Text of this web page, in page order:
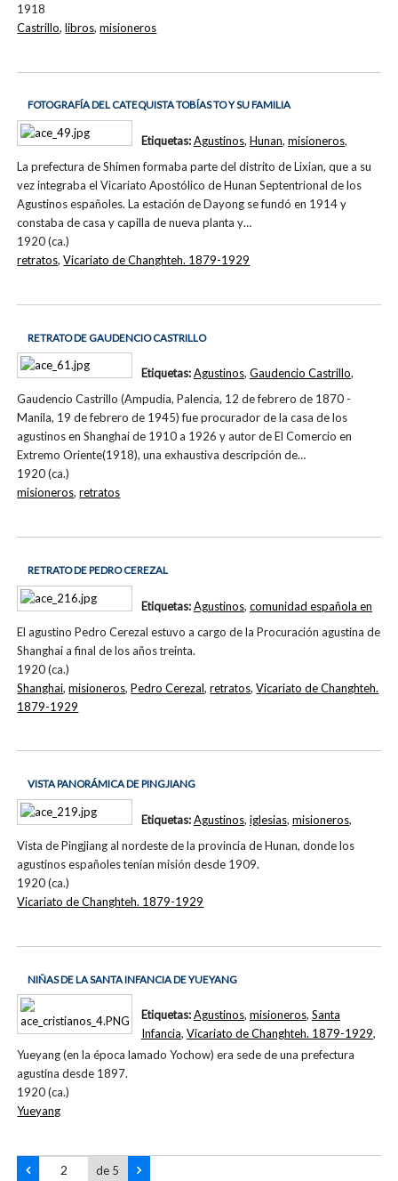
1918
Castrillo,libros,misioneros
FOTOGRAFÍA DEL CATEQUISTA TOBÍAS TO Y SU FAMILIA
La prefectura de Shimen formaba parte del distrito de Lixian, que a su
vez integraba el Vicariato Apostólico de Hunan Septentrional de los
Agustinos españoles. La estación de Dayong se fundó en 1914 y
constaba de casa y capilla de nueva planta y…
1920 (ca.)
Etiquetas:Agustinos, Hunan, misioneros,
retratos,Vicariato de Changhteh. 1879-1929
RETRATO DE GAUDENCIO CASTRILLO
Gaudencio Castrillo (Ampudia, Palencia, 12 de febrero de 1870 -
Manila, 19 de febrero de 1945) fue procurador de la casa de los
agustinos en Shanghai de 1910 a 1926 y autor de El Comercio en
Extremo Oriente(1918), una exhaustiva descripción de…
1920 (ca.)
Etiquetas:Agustinos, Gaudencio Castrillo,
misioneros,retratos
RETRATO DE PEDRO CEREZAL
El agustino Pedro Cerezal estuvo a cargo de la Procuración agustina de
Shanghai a final de los años treinta.
1920 (ca.)
Etiquetas:Agustinos, comunidad española en
Shanghai,misioneros,Pedro Cerezal,retratos,Vicariato de Changhteh.
1879-1929
VISTA PANORÁMICA DE PINGJIANG
Vista de Pingjiang al nordeste de la provincia de Hunan, donde los
agustinos españoles tenían misión desde 1909.
1920 (ca.)
Etiquetas:Agustinos, iglesias, misioneros,
Vicariato de Changhteh. 1879-1929
NIÑAS DE LA SANTA INFANCIA DE YUEYANG
Yueyang (en la época lamado Yochow) era sede de una prefectura
agustina desde 1897.
1920 (ca.)
Etiquetas:Agustinos, misioneros, Santa
Infancia, Vicariato de Changhteh. 1879-1929,
Yueyang
de 5